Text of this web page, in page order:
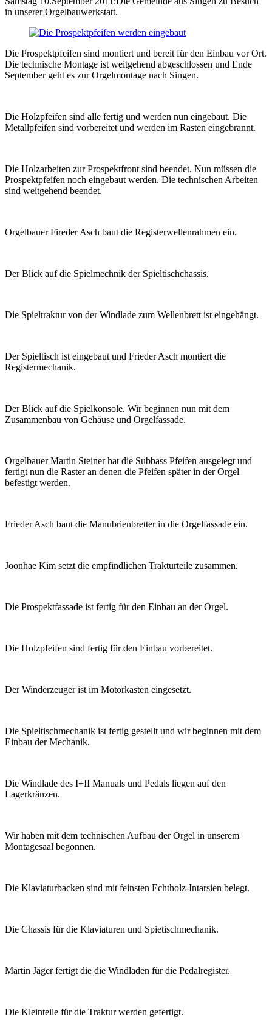
in unserer Orgelbauwerkstatt.
Die Prospektpfeifen sind montiert und bereit für den Einbau vor Ort.
Die technische Montage ist weitgehend abgeschlossen und Ende
September geht es zur Orgelmontage nach Singen.
Die Holzpfeifen sind alle fertig und werden nun eingebaut. Die
Metallpfeifen sind vorbereitet und werden im Rasten eingebrannt.
Die Holzarbeiten zur Prospektfront sind beendet. Nun müssen die
Prospektpfeifen noch eingebaut werden. Die technischen Arbeiten
sind weitgehend beendet.
Orgelbauer Fireder Asch baut die Registerwellenrahmen ein.
Der Blick auf die Spielmechnik der Spieltischchassis.
Die Spieltraktur von der Windlade zum Wellenbrett ist eingehängt.
Der Spieltisch ist eingebaut und Frieder Asch montiert die
Registermechanik.
Der Blick auf die Spielkonsole. Wir beginnen nun mit dem
Zusammenbau von Gehäuse und Orgelfassade.
Orgelbauer Martin Steiner hat die Subbass Pfeifen ausgelegt und
fertigt nun die Raster an denen die Pfeifen später in der Orgel
befestigt werden.
Frieder Asch baut die Manubrienbretter in die Orgelfassade ein.
Joonhae Kim setzt die empfindlichen Trakturteile zusammen.
Die Prospektfassade ist fertig für den Einbau an der Orgel.
Die Holzpfeifen sind fertig für den Einbau vorbereitet.
Der Winderzeuger ist im Motorkasten eingesetzt.
Die Spieltischmechanik ist fertig gestellt und wir beginnen mit dem
Einbau der Mechanik.
Die Windlade des I+II Manuals und Pedals liegen auf den
Lagerkränzen.
Wir haben mit dem technischen Aufbau der Orgel in unserem
Montagesaal begonnen.
Die Klaviaturbacken sind mit feinsten Echtholz-Intarsien belegt.
Die Chassis für die Klaviaturen und Spietischmechanik.
Martin Jäger fertigt die die Windladen für die Pedalregister.
Die Kleinteile für die Traktur werden gefertigt.